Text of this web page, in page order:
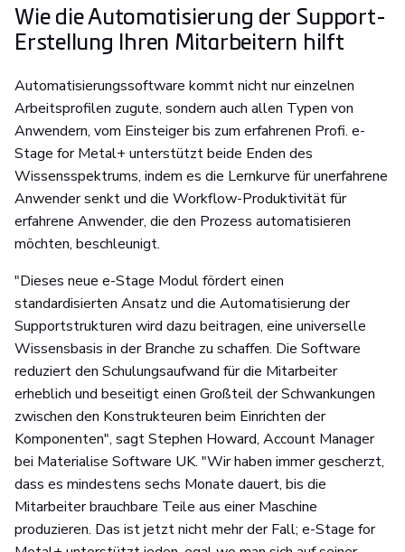
Wie die Automatisierung der Support-
Erstellung Ihren Mitarbeitern hilft
Automatisierungssoftware kommt nicht nur einzelnen
Arbeitsprofilen zugute, sondern auch allen Typen von
Anwendern, vom Einsteiger bis zum erfahrenen Profi. e-
Stage for Metal+ unterstützt beide Enden des
Wissensspektrums, indem es die Lernkurve für unerfahrene
Anwender senkt und die Workflow-Produktivität für
erfahrene Anwender, die den Prozess automatisieren
möchten, beschleunigt.
"Dieses neue e-Stage Modul fördert einen
standardisierten Ansatz und die Automatisierung der
Supportstrukturen wird dazu beitragen, eine universelle
Wissensbasis in der Branche zu schaffen. Die Software
reduziert den Schulungsaufwand für die Mitarbeiter
erheblich und beseitigt einen Großteil der Schwankungen
zwischen den Konstrukteuren beim Einrichten der
Komponenten", sagt Stephen Howard, Account Manager
bei Materialise Software UK. "Wir haben immer gescherzt,
dass es mindestens sechs Monate dauert, bis die
Mitarbeiter brauchbare Teile aus einer Maschine
produzieren. Das ist jetzt nicht mehr der Fall; e-Stage for